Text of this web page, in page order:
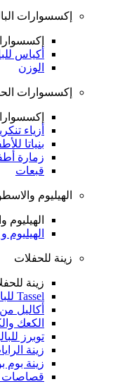
إكسسوارات
أكياس
الوزن
إكسسوارات
أزياء
بنياتا
زمارة
قبعات
الهيليوم
الهيليوم
زينة للحفلات
زينة
Tassel للبالونات
أكاليل
الكعك
توبرز
زينة
زينة
قصاصات